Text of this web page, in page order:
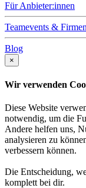
Für Anbieter:innen
Teamevents &
Blog
×
Wir verwenden
Diese Website
notwendig, um die
Andere helfen uns,
analysieren zu
verbessern können.
Die Entscheidung,
komplett bei dir.